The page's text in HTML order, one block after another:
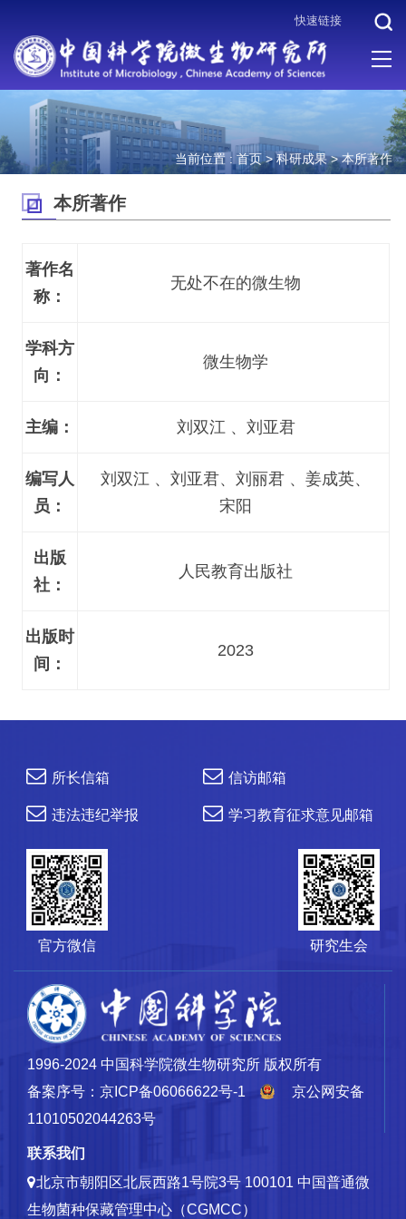
快速链接
当前位置 : 首页>科研成果>本所著作
本所著作
著作名
称：
无处不在的微生物
学科方
向：
微生物学
主编： 刘双江 、刘亚君
编写人
员：
刘双江 、刘亚君、刘丽君 、姜成英、
宋阳
出版
社：
人民教育出版社
出版时
间：
2023
所长信箱 信访邮箱
违法违纪举报 学习教育征求意见邮箱
官方微信 研究生会
1996-2024 中国科学院微生物研究所 版权所有
备案序号：京ICP备06066622号-1
京公网安备
11010502044263号
联系我们
北京市朝阳区北辰西路1号院3号 100101 中国普通微
生物菌种保藏管理中心（CGMCC）